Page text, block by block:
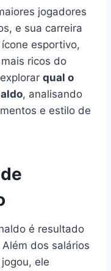
jogadores
e sua carreira
esportivo,
ricos do
qual o
, analisando
e estilo de
é resultado
dos salários
ele